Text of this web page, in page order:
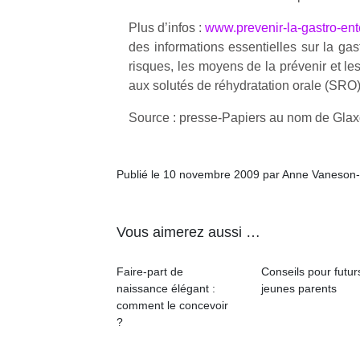
Plus d’infos : www.prevenir-la-gastro-
des informations essentielles sur la
risques, les moyens de la prévenir et
aux solutés de réhydratation orale
Source : presse-Papiers au nom de
Publié le 10 novembre 2009 par Anne
Vous aimerez aussi …
Faire-part de
naissance élégant :
comment le concevoir
?
Conseils pour
jeunes parents